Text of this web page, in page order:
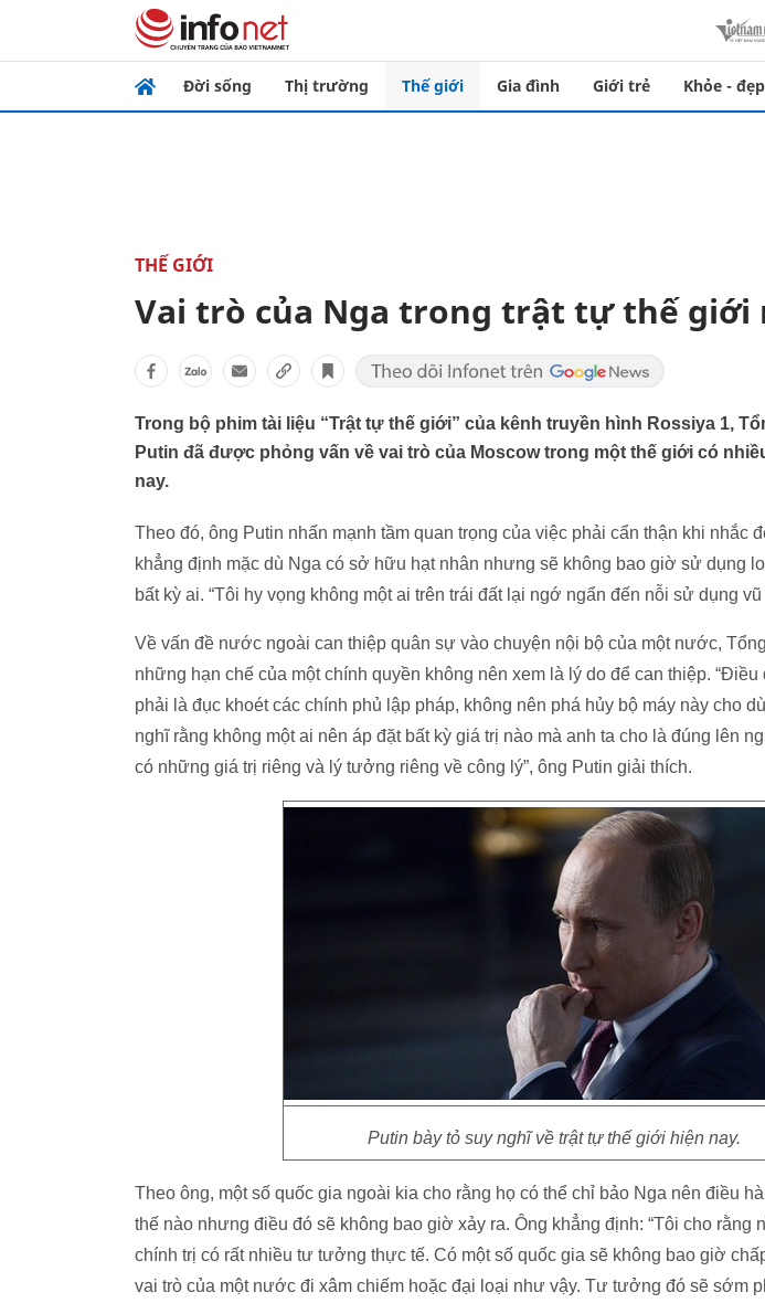
Đời sống Thị trường Thế giới Gia đình Giới trẻ Khỏe - đẹp
THẾ GIỚI
Vai trò của Nga trong trật tự thế giới
Trong bộ phim tài liệu “Trật tự thế giới” của kênh truyền hình Rossiya 1,
Putin đã được phỏng vấn về vai trò của Moscow trong một thế giới có
nay.
Theo đó, ông Putin nhấn mạnh tầm quan trọng của việc phải cẩn thận khi nhắc
khẳng định mặc dù Nga có sở hữu hạt nhân nhưng sẽ không bao giờ sử dụng
bất kỳ ai. “Tôi hy vọng không một ai trên trái đất lại ngớ ngẩn đến nỗi sử dụng
Về vấn đề nước ngoài can thiệp quân sự vào chuyện nội bộ của một nước,
những hạn chế của một chính quyền không nên xem là lý do để can thiệp. “Điều
phải là đục khoét các chính phủ lập pháp, không nên phá hủy bộ máy này cho
nghĩ rằng không một ai nên áp đặt bất kỳ giá trị nào mà anh ta cho là đúng lên
có những giá trị riêng và lý tưởng riêng về công lý”, ông Putin giải thích.
Putin bày tỏ suy nghĩ về trật tự thế giới hiện nay.
Theo ông, một số quốc gia ngoài kia cho rằng họ có thể chỉ bảo Nga nên điều
thế nào nhưng điều đó sẽ không bao giờ xảy ra. Ông khẳng định: “Tôi cho rằng
chính trị có rất nhiều tư tưởng thực tế. Có một số quốc gia sẽ không bao giờ
vai trò của một nước đi xâm chiếm hoặc đại loại như vậy. Tư tưởng đó sẽ sớm